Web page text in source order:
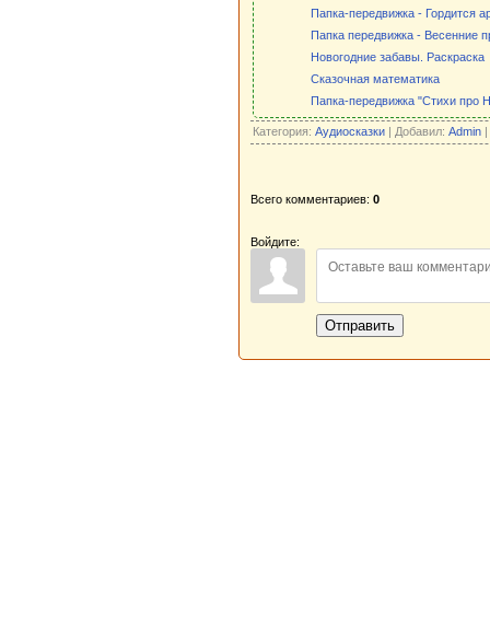
Папка-передвижка - Гордится
Папка передвижка - Весенние
Новогодние забавы. Раскраска
Сказочная математика
Папка-передвижка "Стихи про
Категория: Аудиосказки | Добавил: Admin
Всего комментариев: 0
Войдите:
Отправить